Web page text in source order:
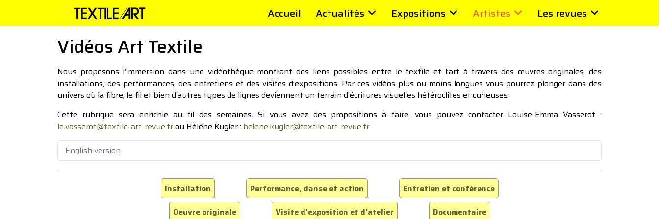
Accueil Actualités Expositions Artistes Les revues
Vidéos Art Textile
Nous proposons l’immersion dans une vidéothèque montrant des liens possibles entre le textile et l’art à travers des œuvres originales, des
installations, des performances, des entretiens et des visites d’expositions. Par ces vidéos plus ou moins longues vous pourrez plonger dans des
univers où la fibre, le fil et bien d’autres types de lignes deviennent un terrain d’écritures visuelles hétéroclites et curieuses.
Cette rubrique sera enrichie au fil des semaines. Si vous avez des propositions à faire, vous pouvez contacter Louise-Emma Vasserot :
le.vasserot@textile-art-revue.frou Hélène Kugler : helene.kugler@textile-art-revue.fr
English version
Installation Performance, danse et action
Entretien et conférence
Oeuvre originale
Visite d'exposition et d'atelier Documentaire